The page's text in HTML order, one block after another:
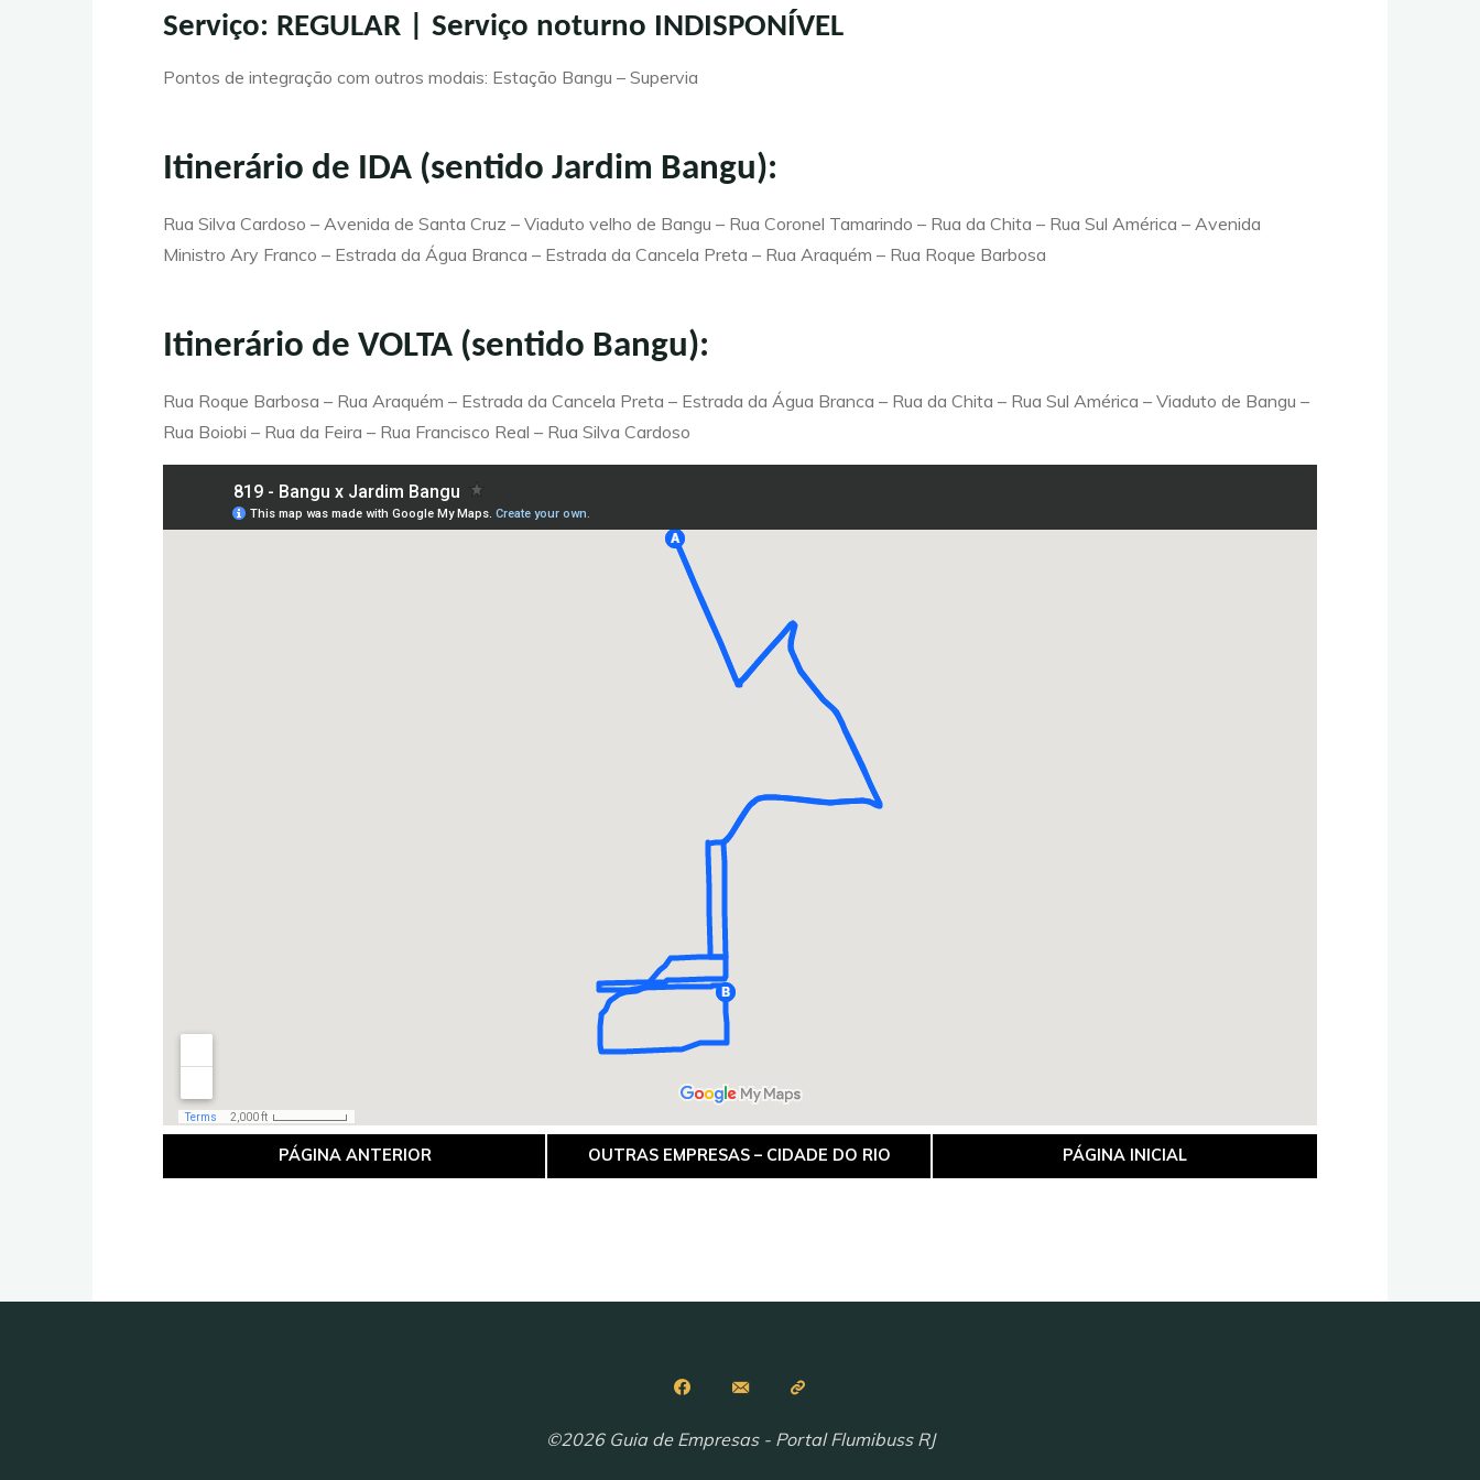
Serviço: REGULAR | Serviço noturno INDISPONÍVEL
Pontos de integração com outros modais: Estação Bangu – Supervia
Itinerário de IDA (sentido Jardim Bangu):
Rua Silva Cardoso – Avenida de Santa Cruz – Viaduto velho de Bangu – Rua Coronel Tamarindo – Rua da Chita – Rua Sul América – Avenida
Ministro Ary Franco – Estrada da Água Branca – Estrada da Cancela Preta – Rua Araquém – Rua Roque Barbosa
Itinerário de VOLTA (sentido Bangu):
Rua Roque Barbosa – Rua Araquém – Estrada da Cancela Preta – Estrada da Água Branca – Rua da Chita – Rua Sul América – Viaduto de Bangu –
Rua Boiobi – Rua da Feira – Rua Francisco Real – Rua Silva Cardoso
PÁGINA ANTERIOR OUTRAS EMPRESAS – CIDADE DO RIO PÁGINA INICIAL
©2026 Guia de Empresas - Portal Flumibuss RJ